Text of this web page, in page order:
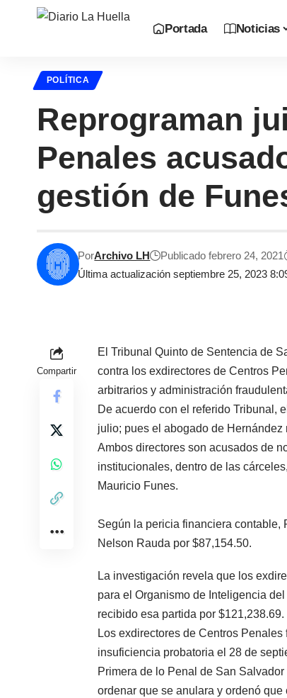
Portada Noticias
POLÍTICA
Reprograman
Penales
gestión de
Última actualización septiembre 25, 2023
PorArchivo LH Publicado febrero 24, 2021
Compartir
El Tribunal Quinto de Sentencia de
contra los exdirectores de Centros
arbitrarios y administración
De acuerdo con el referido Tribunal,
julio; pues el abogado de
Ambos directores son acusados de
institucionales, dentro de las
Mauricio Funes.
Según la pericia financiera contable,
Nelson Rauda por $87,154.50.
La investigación revela que los
para el Organismo de Inteligencia
recibido esa partida por $121,238.69.
Los exdirectores de Centros
insuficiencia probatoria el 28 de
Primera de lo Penal de San
ordenar que se anulara y ordenó